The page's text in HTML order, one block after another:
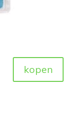
kopen